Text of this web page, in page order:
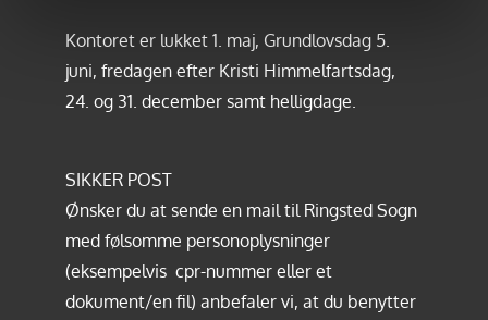
Kontoret er lukket 1. maj, Grundlovsdag 5.
juni, fredagen efter Kristi Himmelfartsdag,
24. og 31. december samt helligdage.
SIKKER POST
Ønsker du at sende en mail til Ringsted Sogn
med følsomme personoplysninger
(eksempelvis cpr-nummer eller et
dokument/en fil) anbefaler vi, at du benytter